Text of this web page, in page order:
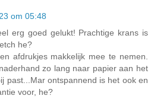
om 05:48
erg goed gelukt! Prachtige krans is
he?
afdrukjes makkelijk mee te nemen.
zo lang naar papier aan het
past...Mar ontspannend is het ook en
voor, he?